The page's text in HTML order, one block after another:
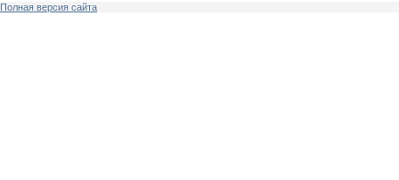
Полная версия сайта